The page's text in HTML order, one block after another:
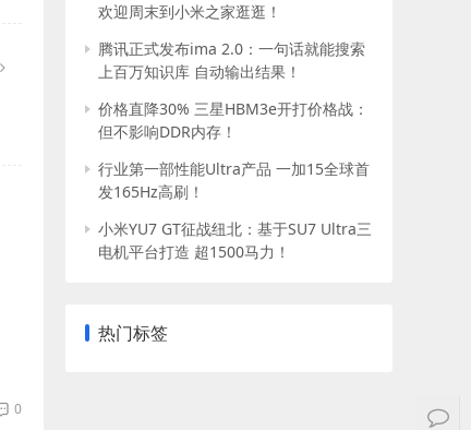
0
欢迎周末到小米之家逛逛！
腾讯正式发布ima 2.0：一句话就能搜索
上百万知识库 自动输出结果！
价格直降30% 三星HBM3e开打价格战：
但不影响DDR内存！
行业第一部性能Ultra产品 一加15全球首
发165Hz高刷！
小米YU7 GT征战纽北：基于SU7 Ultra三
电机平台打造 超1500马力！
热门标签